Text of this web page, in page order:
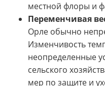
местной флоры и
Переменчивая
Орле обычно
Изменчивость
неопределенные
сельского
мер по защите и